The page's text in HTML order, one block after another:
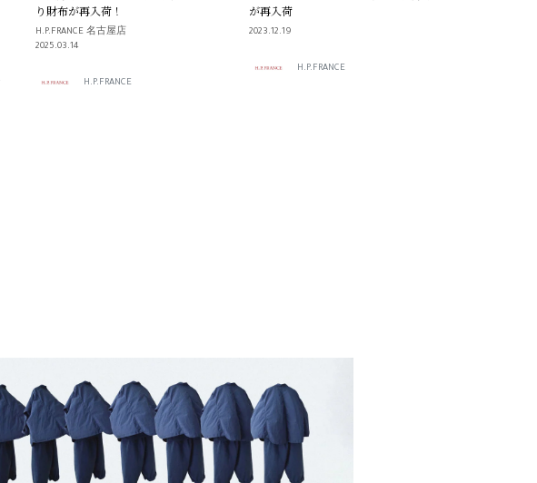
り財布が再入荷！
H.P.FRANCE 名古屋店
2025.03.14
H.P.FRANCE
が再入荷
2023.12.19
H.P.FRANCE